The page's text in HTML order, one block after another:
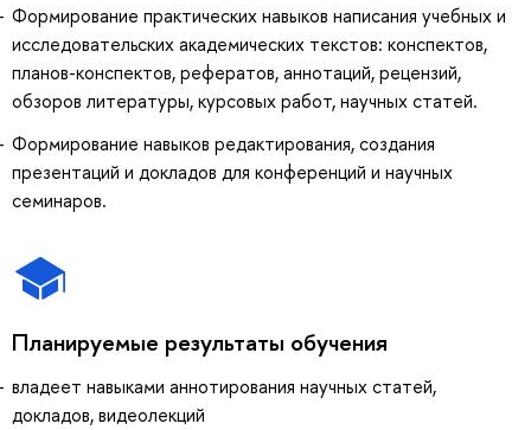
Формирование практических навыков написания учебных и
исследовательских академических текстов: конспектов,
планов-конспектов, рефератов, аннотаций, рецензий,
обзоров литературы, курсовых работ, научных статей.
Формирование навыков редактирования, создания
презентаций и докладов для конференций и научных
семинаров.
Планируемые результаты обучения
владеет навыками аннотирования научных статей,
докладов, видеолекций